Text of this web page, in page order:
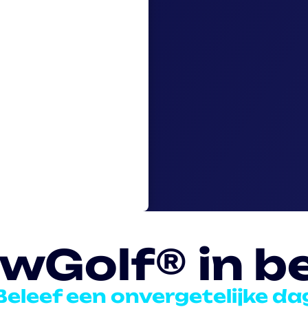
in
een onvergetelijke